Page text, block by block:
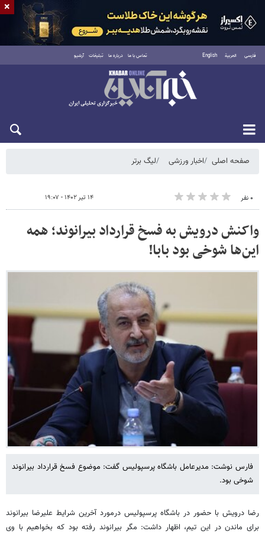
فارسی العربية English تماس با ما درباره ما تبلیغات آرشیو
شنبه ۱۷ مرداد ۱۴۰۵
صفحه اصلی اخبار ورزشی لیگ برتر
۰ نفر ۱۴ تیر ۱۴۰۲ - ۱۹:۰۷
واکنش درویش به فسخ قرارداد بیرانوند؛ همه
این‌ها شوخی بود بابا!
فارس نوشت: مدیرعامل باشگاه پرسپولیس گفت: موضوع فسخ قرارداد بیرانوند
شوخی بود.
رضا درویش با حضور در باشگاه پرسپولیس درمورد آخرین شرایط علیرضا بیرانوند
برای ماندن در این تیم، اظهار داشت: مگر بیرانوند رفته بود که بخواهیم با وی
×